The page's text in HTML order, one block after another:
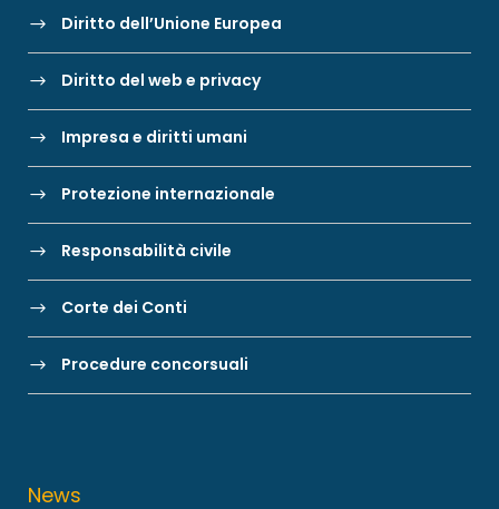
Diritto dell’Unione Europea
Diritto del web e privacy
Impresa e diritti umani
Protezione internazionale
Responsabilità civile
Corte dei Conti
Procedure concorsuali
News